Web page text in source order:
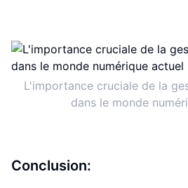
L'importance cruciale de la
dans le monde
Conclusion: